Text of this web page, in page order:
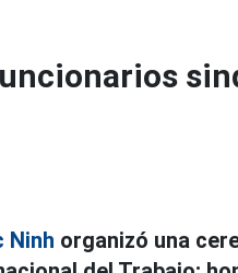
Ninh organizó una